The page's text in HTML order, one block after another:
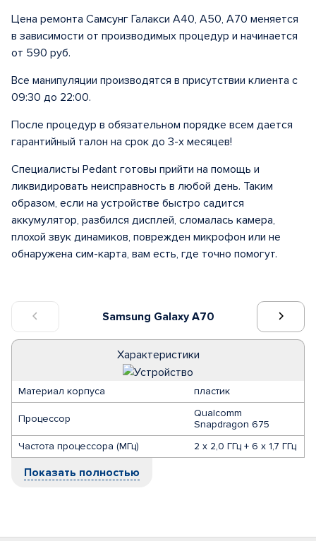
Samsung Galaxy A70
Характеристики
Материал корпуса пластик
Процессор
Qualcomm
Snapdragon 675
Частота процессора (МГц)
2 х 2,0 ГГц + 6 х 1,7 ГГц
Показать полностью
Цена ремонта Самсунг Галакси А40, А50, А70 меняется
в зависимости от производимых процедур и начинается
от 590 руб.
Все манипуляции производятся в присутствии клиента с
09:30 до 22:00.
После процедур в обязательном порядке всем дается
гарантийный талон на срок до 3-х месяцев!
Специалисты Pedant готовы прийти на помощь и
ликвидировать неисправность в любой день. Таким
образом, если на устройстве быстро садится
аккумулятор, разбился дисплей, сломалась камера,
плохой звук динамиков, поврежден микрофон или не
обнаружена сим-карта, вам есть, где точно помогут.